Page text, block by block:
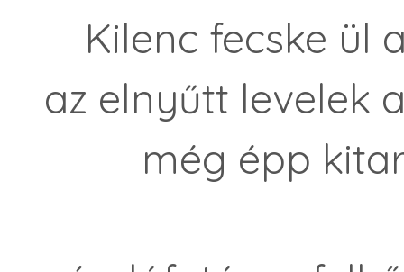
Kilenc fecske ül
az elnyűtt levelek
még épp